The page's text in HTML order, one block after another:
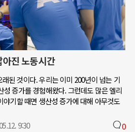
진 노동시간
된 것이다. 우리는 이미 200년이 넘는 기
성 증가를 경험해왔다. 그런데도 많은 엘리
기할 때면 생산성 증가에 대해 아무것도
9:30 0